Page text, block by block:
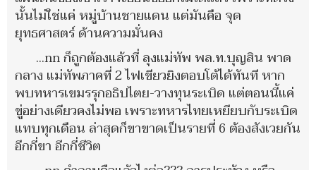
นั้นไม่ใช่แค่ หมู่บ้านชายแดน แต่มันคือ จุด
ยุทธศาสตร์ ด้านความมั่นคง
...nn ก็ถูกต้องแล้วที่ ลุงแม่ทัพ พล.ท.บุญสิน พาด
กลาง แม่ทัพภาคที่ 2 ไฟเขียวยิงตอบโต้ได้ทันที หาก
พบทหารเขมรรุกอธิปไตย-วางทุนระเบิด แต่ตอนนี้แค่
ขู่อย่างเดียวคงไม่พอ เพราะทหารไทยเหยียบกับระเบิด
แทบทุกเดือน ล่าสุดก็ขาขาดเป็นรายที่ 6 ต้องสังเวยกัน
อีกกี่ขา อีกกี่ชีวิต